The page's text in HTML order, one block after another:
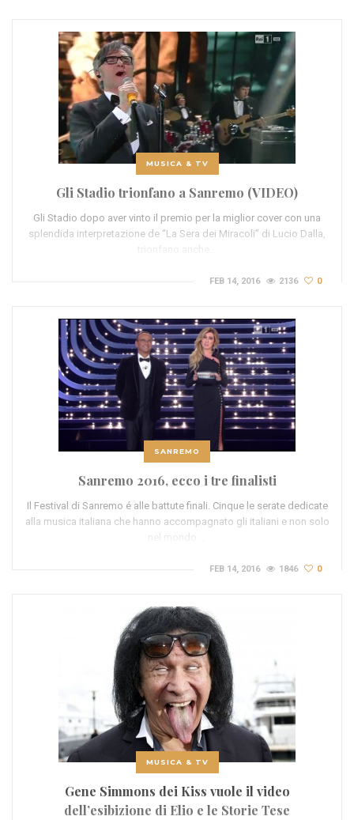
MUSICA & TV
Gli Stadio trionfano a Sanremo (VIDEO)
Gli Stadio dopo aver vinto il premio per la miglior cover con una
splendida interpretazione de “La Sera dei Miracoli” di Lucio Dalla,
trionfano anche…
FEB 14, 2016 2136 0
SANREMO
Sanremo 2016, ecco i tre finalisti
Il Festival di Sanremo é alle battute finali. Cinque le serate dedicate
alla musica italiana che hanno accompagnato gli italiani e non solo
FEB 14, 2016 1846 0
MUSICA & TV
Gene Simmons dei Kiss vuole il video
dell’esibizione di Elio e le Storie Tese